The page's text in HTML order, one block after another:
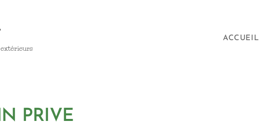
ACCUEIL
PRIVE